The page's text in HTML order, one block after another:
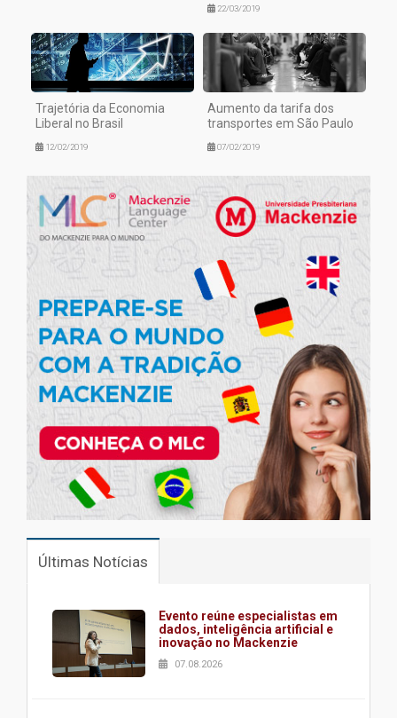
22/03/2019
Trajetória da Economia
Liberal no Brasil
12/02/2019
Aumento da tarifa dos
transportes em São Paulo
07/02/2019
Últimas Notícias
Evento reúne especialistas em
dados, inteligência artificial e
inovação no Mackenzie
07.08.2026